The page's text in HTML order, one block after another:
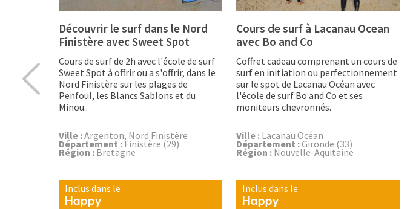
Découvrir le surf dans le Nord
Finistère avec Sweet Spot
Cours de surf de 2h avec l'école de surf
Sweet Spot à offrir ou a s'offrir, dans le
Nord Finistère sur les plages de
Penfoul, les Blancs Sablons et du
Minou..
Ville :Argenton, Nord Finistère
Département :Finistère (29)
Région : Bretagne
Inclus dans le
Happy
Cours de surf à Lacanau Ocean
avec Bo and Co
Coffret cadeau comprenant un cours de
surf en initiation ou perfectionnement
sur le spot de Lacanau Océan avec
l'école de surf Bo and Co et ses
moniteurs chevronnés.
Ville : Lacanau Océan
Département :Gironde (33)
Région : Nouvelle-Aquitaine
Inclus dans le
Happy